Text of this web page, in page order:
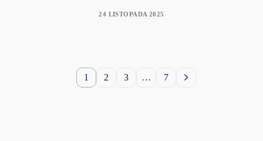
24 LISTOPADA 2025
1 2 3 … 7